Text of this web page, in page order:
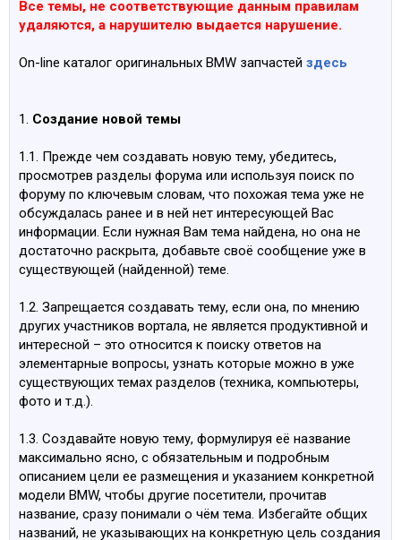
Все темы, не соответствующие данным правилам
удаляются, а нарушителю выдается нарушение.
On-line каталог оригинальных BMW запчастей здесь
1. Создание новой темы
1.1. Прежде чем создавать новую тему, убедитесь,
просмотрев разделы форума или используя поиск по
форуму по ключевым словам, что похожая тема уже не
обсуждалась ранее и в ней нет интересующей Вас
информации. Если нужная Вам тема найдена, но она не
достаточно раскрыта, добавьте своё сообщение уже в
существующей (найденной) теме.
1.2. Запрещается создавать тему, если она, по мнению
других участников вортала, не является продуктивной и
интересной – это относится к поиску ответов на
элементарные вопросы, узнать которые можно в уже
существующих темах разделов (техника, компьютеры,
фото и т.д.).
1.3. Создавайте новую тему, формулируя её название
максимально ясно, с обязательным и подробным
описанием цели ее размещения и указанием конкретной
модели BMW, чтобы другие посетители, прочитав
название, сразу понимали о чём тема. Избегайте общих
названий, не указывающих на конкретную цель создания